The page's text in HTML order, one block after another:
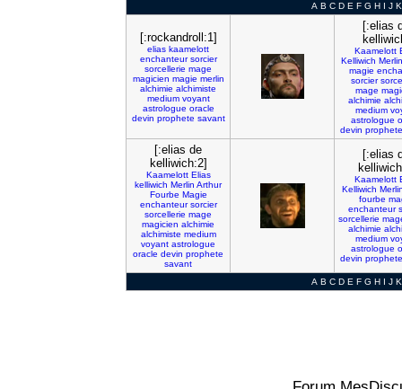
A B C D E F G H I J K
[:rockandroll:1]
elias kaamelott
enchanteur sorcier
sorcellerie mage
magicien magie merlin
alchimie alchimiste
medium voyant
astrologue oracle
devin prophete savant
[:elias
Kaamelott
Kelliwich Merlin
magie
sorcier
mage
alchimie
medium
astrologue
devin prophete
[:elias de
kelliwich:2]
Kaamelott Elias
kelliwich Merlin Arthur
Fourbe Magie
enchanteur sorcier
sorcellerie mage
magicien alchimie
alchimiste medium
voyant astrologue
oracle devin prophete
savant
[:elias
Kaamelott
Kelliwich
fourbe
enchanteur
sorcellerie
alchimie
medium
astrologue
devin prophete
A B C D E F G H I J K